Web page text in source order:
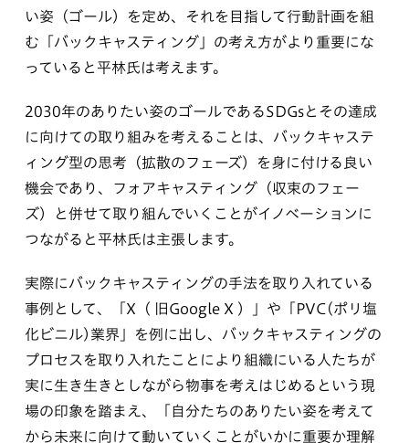
い姿（ゴール）を定め、それを目指して行動計画を組
む「バックキャスティング」の考え方がより重要にな
っていると平林氏は考えます。
2030年のありたい姿のゴールであるSDGsとその達成
に向けての取り組みを考えることは、バックキャステ
ィング型の思考（拡散のフェーズ）を身に付ける良い
機会であり、フォアキャスティング（収束のフェー
ズ）と併せて取り組んでいくことがイノベーションに
つながると平林氏は主張します。
実際にバックキャスティングの手法を取り入れている
事例として、「X（ 旧Google X ）」や「PVC(ポリ塩
化ビニル)業界」を例に出し、バックキャスティングの
プロセスを取り入れたことにより組織にいる人たちが
実に生き生きとしながら物事を考えはじめるという現
場の印象を踏まえ、「自分たちのありたい姿を考えて
から未来に向けて動いていくことがいかに重要か理解